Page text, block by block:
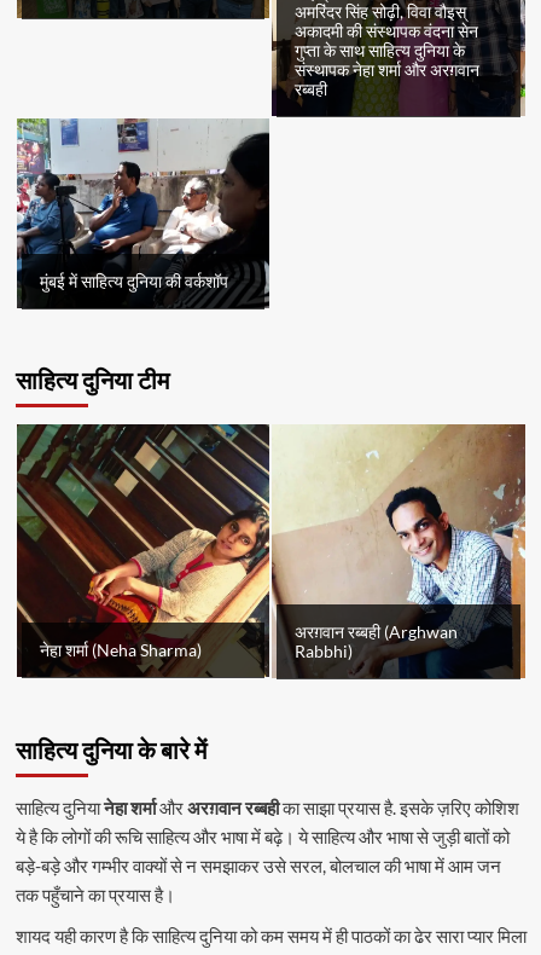
अमरिंदर सिंह सोढ़ी, विवा वौइस्
अकादमी की संस्थापक वंदना सेन
गुप्ता के साथ साहित्य दुनिया के
संस्थापक नेहा शर्मा और अरग़वान
रब्बही
मुंबई में साहित्य दुनिया की वर्कशॉप
साहित्य दुनिया टीम
नेहा शर्मा (Neha Sharma)
अरग़वान रब्बही (Arghwan
Rabbhi)
साहित्य दुनिया के बारे में
साहित्य दुनियानेहा शर्माऔरअरग़वान रब्बहीका साझा प्रयास है. इसके ज़रिए कोशिश
ये है कि लोगों की रूचि साहित्य और भाषा में बढ़े। ये साहित्य और भाषा से जुड़ी बातों को
बड़े-बड़े और गम्भीर वाक्यों से न समझाकर उसे सरल, बोलचाल की भाषा में आम जन
तक पहुँचाने का प्रयास है।
शायद यही कारण है कि साहित्य दुनिया को कम समय में ही पाठकों का ढेर सारा प्यार मिला